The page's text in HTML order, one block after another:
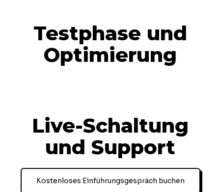
Testphase und
Optimierung
Live-Schaltung
und Support
Kostenloses Einführungsgespräch buchen